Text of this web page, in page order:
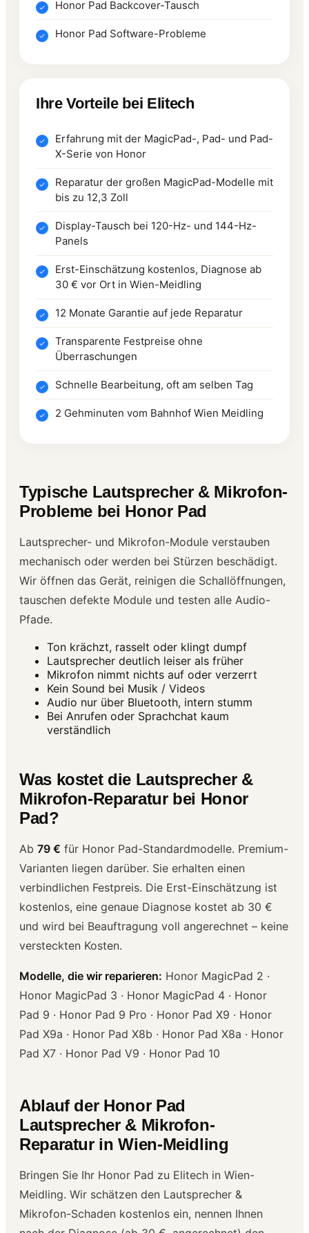
Honor Pad Backcover-Tausch
Honor Pad Software-Probleme
Ihre Vorteile bei Elitech
Erfahrung mit der MagicPad-, Pad- und Pad-
X-Serie von Honor
Reparatur der großen MagicPad-Modelle mit
bis zu 12,3 Zoll
Display-Tausch bei 120-Hz- und 144-Hz-
Panels
Erst-Einschätzung kostenlos, Diagnose ab
30 € vor Ort in Wien-Meidling
12 Monate Garantie auf jede Reparatur
Transparente Festpreise ohne
Überraschungen
Schnelle Bearbeitung, oft am selben Tag
2 Gehminuten vom Bahnhof Wien Meidling
Typische Lautsprecher & Mikrofon-
Probleme bei Honor Pad
Lautsprecher- und Mikrofon-Module verstauben
mechanisch oder werden bei Stürzen beschädigt.
Wir öffnen das Gerät, reinigen die Schallöffnungen,
tauschen defekte Module und testen alle Audio-
Pfade.
Ton krächzt, rasselt oder klingt dumpf
Lautsprecher deutlich leiser als früher
Mikrofon nimmt nichts auf oder verzerrt
Kein Sound bei Musik / Videos
Audio nur über Bluetooth, intern stumm
Bei Anrufen oder Sprachchat kaum
verständlich
Was kostet die Lautsprecher &
Mikrofon-Reparatur bei Honor
Pad?
Ab 79 € für Honor Pad-Standardmodelle. Premium-
Varianten liegen darüber. Sie erhalten einen
verbindlichen Festpreis. Die Erst-Einschätzung ist
kostenlos, eine genaue Diagnose kostet ab 30 €
und wird bei Beauftragung voll angerechnet – keine
versteckten Kosten.
Modelle, die wir reparieren: Honor MagicPad 2 ·
Honor MagicPad 3 · Honor MagicPad 4 · Honor
Pad 9 · Honor Pad 9 Pro · Honor Pad X9 · Honor
Pad X9a · Honor Pad X8b · Honor Pad X8a · Honor
Pad X7 · Honor Pad V9 · Honor Pad 10
Ablauf der Honor Pad
Lautsprecher & Mikrofon-
Reparatur in Wien-Meidling
Bringen Sie Ihr Honor Pad zu Elitech in Wien-
Meidling. Wir schätzen den Lautsprecher &
Mikrofon-Schaden kostenlos ein, nennen Ihnen